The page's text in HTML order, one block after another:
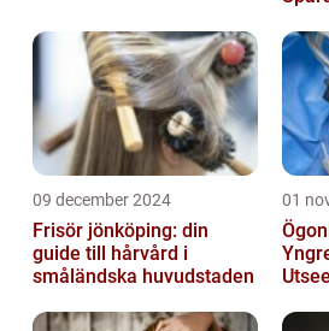
09 december 2024
Frisör jönköping: din
guide till hårvård i
småländska huvudstaden
01